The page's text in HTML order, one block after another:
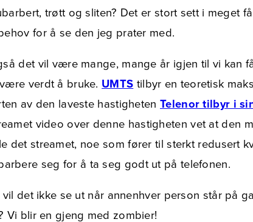
trøtt og sliten? Det er stort sett i meget
for å se den jeg prater med.
det vil være mange, mange år igjen til vi kan
verdt å bruke. UMTS tilbyr en teoretisk
av den laveste hastigheten Telenor tilbyr i
video over denne hastigheten vet at den
det streamet, noe som fører til sterkt redusert
seg for å ta seg godt ut på telefonen.
det ikke se ut når annenhver person står på
Vi blir en gjeng med zombier!